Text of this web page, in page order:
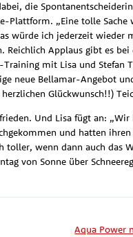
die
Plattform. „Eine tolle Sache
würde ich jederzeit wieder
Applaus gibt es bei
mit Lisa und Stefan
neue Bellamar-Angebot
Glückwunsch!!)
Und Lisa fügt an:
und hatten ihren
toller, wenn dann auch das
von Sonne über
Aqua Power